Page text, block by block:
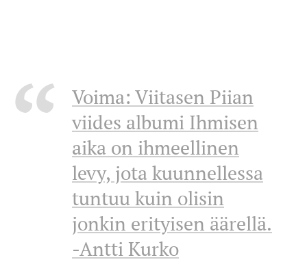
Voima: Viitasen Piian
viides albumi Ihmisen
aika on ihmeellinen
levy, jota kuunnellessa
tuntuu kuin olisin
jonkin erityisen äärellä.
-Antti Kurko